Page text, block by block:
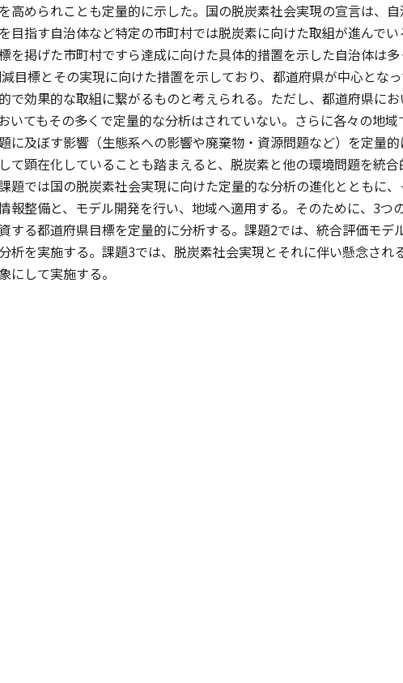
高められことも定量的に示した。国の脱炭素社会実現の宣言は、
目指す自治体など特定の市町村では脱炭素に向けた取組が進んで
を掲げた市町村ですら達成に向けた具体的措置を示した自治体は
目標とその実現に向けた措置を示しており、都道府県が中心とな
で効果的な取組に繋がるものと考えられる。ただし、都道府県に
いてもその多くで定量的な分析はされていない。さらに各々の地
に及ぼす影響（生態系への影響や廃棄物・資源問題など）を定量
て顕在化していることも踏まえると、脱炭素と他の環境問題を統
題では国の脱炭素社会実現に向けた定量的な分析の進化とともに
報整備と、モデル開発を行い、地域へ適用する。そのために、3つ
する都道府県目標を定量的に分析する。課題2では、統合評価モデ
析を実施する。課題3では、脱炭素社会実現とそれに伴い懸念され
にして実施する。